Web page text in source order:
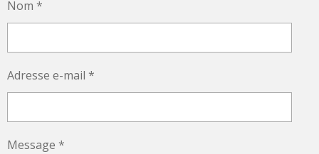
Nom *
Adresse e-mail *
Message *